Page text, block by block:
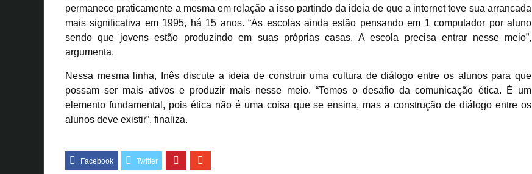
permanece praticamente a mesma em relação a isso partindo da ideia de que a internet teve sua arrancada
mais significativa em 1995, há 15 anos. “As escolas ainda estão pensando em 1 computador por aluno
sendo que jovens estão produzindo em suas próprias casas. A escola precisa entrar nesse meio”,
argumenta.
Nessa mesma linha, Inês discute a ideia de construir uma cultura de diálogo entre os alunos para que
possam ser mais ativos e produzir mais nesse meio. “Temos o desafio da comunicação ética. É um
elemento fundamental, pois ética não é uma coisa que se ensina, mas a construção de diálogo entre os
alunos deve existir”, finaliza.